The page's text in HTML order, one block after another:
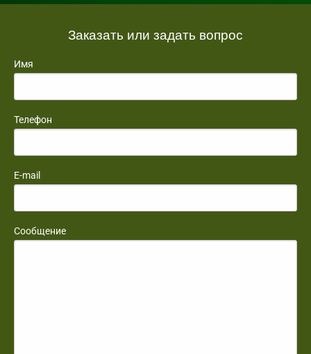
Заказать или задать вопрос
Имя
Телефон
E-mail
Сообщение